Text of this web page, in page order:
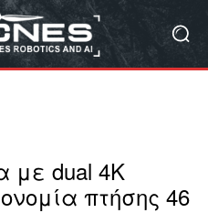
με dual 4K
πτήσης 46